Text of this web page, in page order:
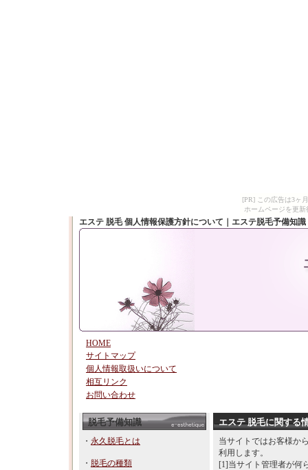
[PR] この広告は3ヶ
ホームページを更
エステ 脱毛 個人情報保護方針について｜エステ脱毛予備知識
HOME
サイトマップ
個人情報取扱いについて
相互リンク
お問い合わせ
脱毛予備知識
・ 永久脱毛とは
・ 脱毛の種類
エステ 脱毛に関する
当サイトではお客様か
利用します。
[1]当サイト管理者が何